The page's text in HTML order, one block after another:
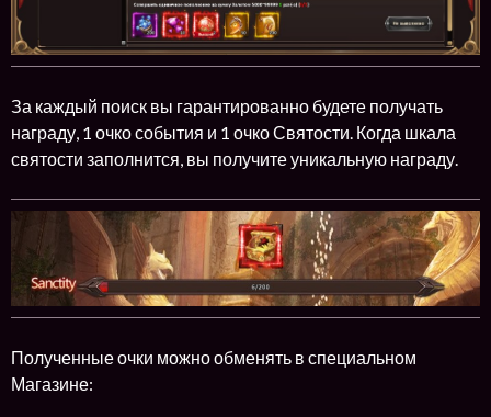
За каждый поиск вы гарантированно будете получать
награду, 1 очко события и 1 очко Святости. Когда шкала
святости заполнится, вы получите уникальную награду.
Полученные очки можно обменять в специальном
Магазине: